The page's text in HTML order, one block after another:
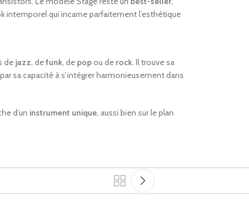
qui incarne parfaitement l’esthétique
de jazz, defunk, de popou de rock. Il trouve sa
sa capacité à s’intégrer harmonieusement dans
d’un instrument unique, aussi bien sur le plan